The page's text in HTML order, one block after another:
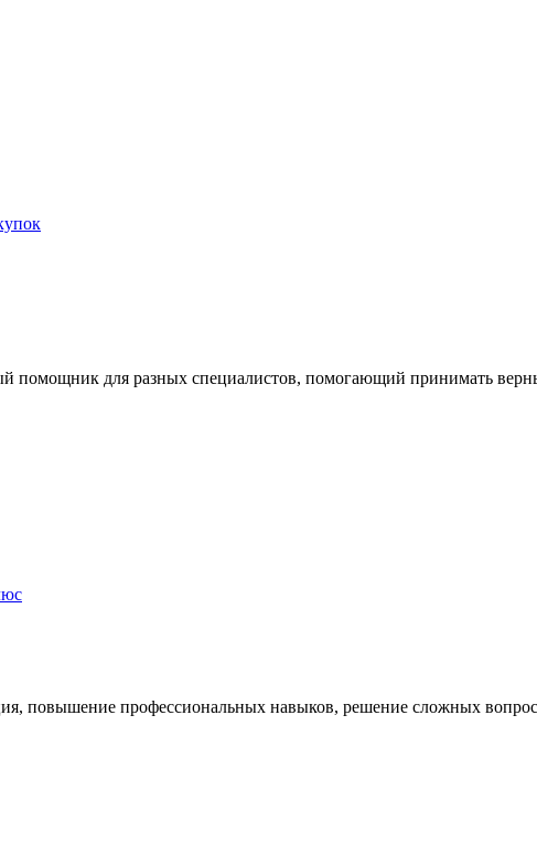
помощник для разных специалистов, помогающий принимать
повышение профессиональных навыков, решение сложных